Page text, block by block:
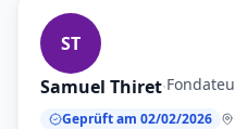
ST
Samuel Thiret·
Geprüft am 02/02/2026